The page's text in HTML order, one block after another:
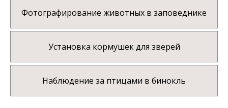
Фотографирование животных в заповеднике
Установка кормушек для зверей
Наблюдение за птицами в бинокль